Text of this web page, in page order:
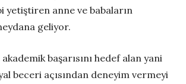
yetiştiren anne ve babaların
geliyor.
başarısını hedef alan yani
beceri açısından deneyim vermeyi